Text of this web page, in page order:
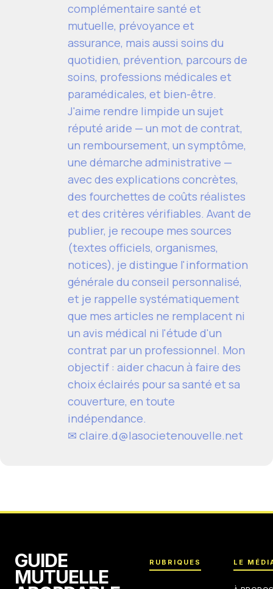
complémentaire santé et
mutuelle, prévoyance et
assurance, mais aussi soins du
quotidien, prévention, parcours de
soins, professions médicales et
paramédicales, et bien-être.
J'aime rendre limpide un sujet
réputé aride — un mot de contrat,
un remboursement, un symptôme,
une démarche administrative —
avec des explications concrètes,
des fourchettes de coûts réalistes
et des critères vérifiables. Avant de
publier, je recoupe mes sources
(textes officiels, organismes,
notices), je distingue l'information
générale du conseil personnalisé,
et je rappelle systématiquement
que mes articles ne remplacent ni
un avis médical ni l'étude d'un
contrat par un professionnel. Mon
objectif : aider chacun à faire des
choix éclairés pour sa santé et sa
couverture, en toute
indépendance.
✉ claire.d@lasocietenouvelle.net
GUIDE
MUTUELLE
RUBRIQUES LE